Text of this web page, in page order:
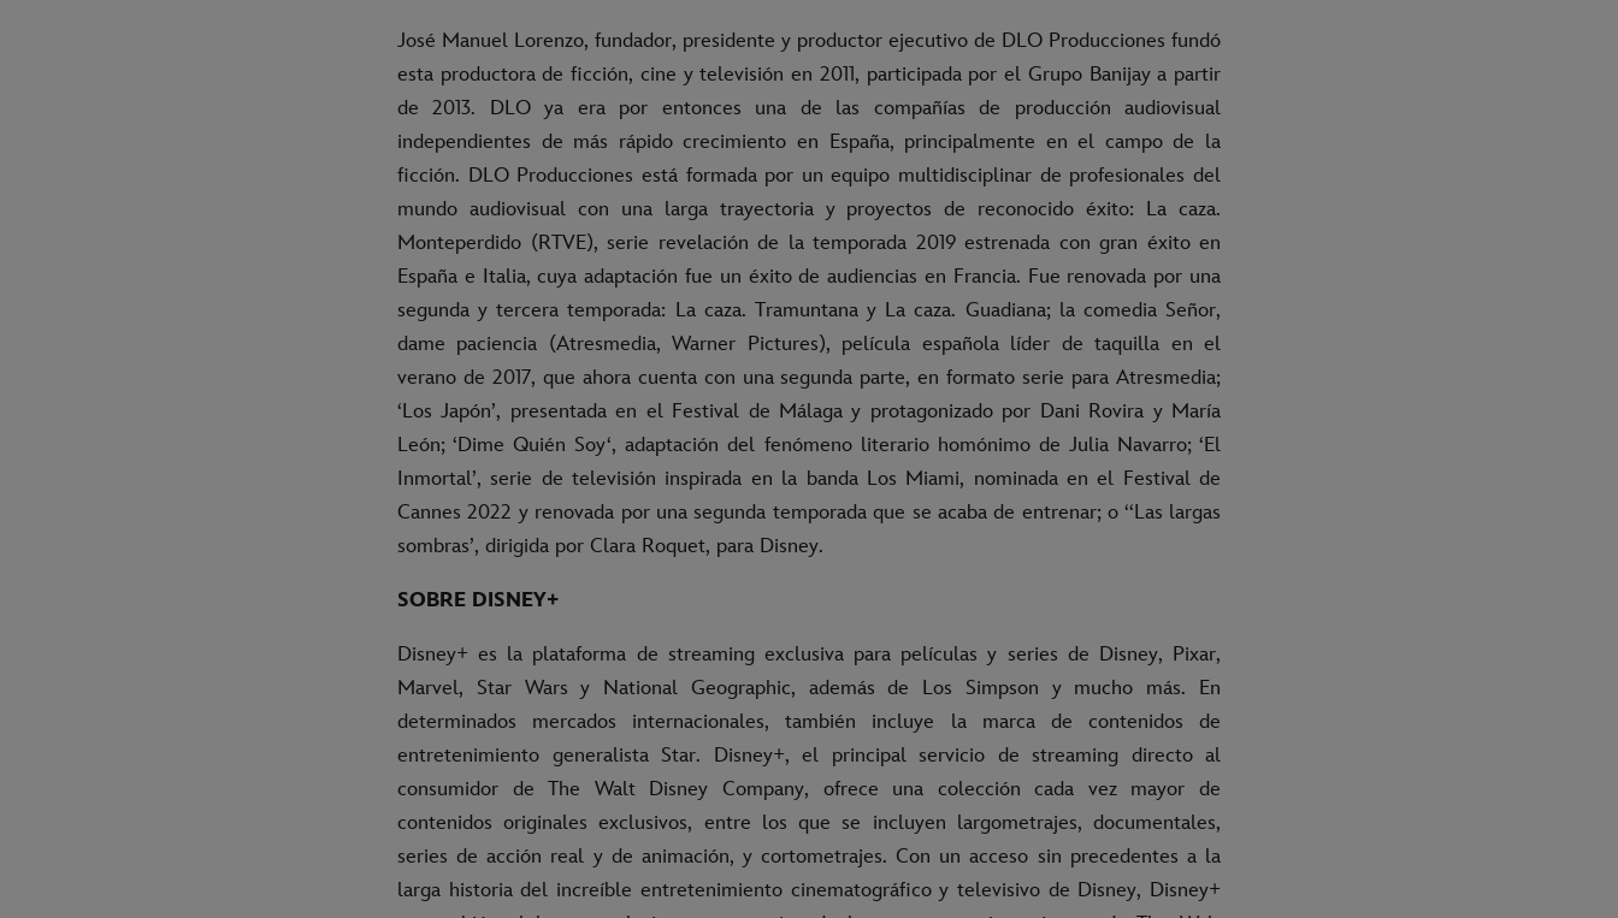
José Manuel Lorenzo, fundador, presidente y productor ejecutivo de DLO Producciones fundó
esta productora de ficción, cine y televisión en 2011, participada por el Grupo Banijay a partir
de 2013. DLO ya era por entonces una de las compañías de producción audiovisual
independientes de más rápido crecimiento en España, principalmente en el campo de la
ficción. DLO Producciones está formada por un equipo multidisciplinar de profesionales del
mundo audiovisual con una larga trayectoria y proyectos de reconocido éxito: La caza.
Monteperdido (RTVE), serie revelación de la temporada 2019 estrenada con gran éxito en
España e Italia, cuya adaptación fue un éxito de audiencias en Francia. Fue renovada por una
segunda y tercera temporada: La caza. Tramuntana y La caza. Guadiana; la comedia Señor,
dame paciencia (Atresmedia, Warner Pictures), película española líder de taquilla en el
verano de 2017, que ahora cuenta con una segunda parte, en formato serie para Atresmedia;
‘Los Japón’, presentada en el Festival de Málaga y protagonizado por Dani Rovira y María
León; ‘Dime Quién Soy‘, adaptación del fenómeno literario homónimo de Julia Navarro; ‘El
Inmortal’, serie de televisión inspirada en la banda Los Miami, nominada en el Festival de
Cannes 2022 y renovada por una segunda temporada que se acaba de entrenar; o ‘‘Las largas
sombras’, dirigida por Clara Roquet, para Disney.
SOBRE DISNEY+
Disney+ es la plataforma de streaming exclusiva para películas y series de Disney, Pixar,
Marvel, Star Wars y National Geographic, además de Los Simpson y mucho más. En
determinados mercados internacionales, también incluye la marca de contenidos de
entretenimiento generalista Star. Disney+, el principal servicio de streaming directo al
consumidor de The Walt Disney Company, ofrece una colección cada vez mayor de
contenidos originales exclusivos, entre los que se incluyen largometrajes, documentales,
series de acción real y de animación, y cortometrajes. Con un acceso sin precedentes a la
larga historia del increíble entretenimiento cinematográfico y televisivo de Disney, Disney+